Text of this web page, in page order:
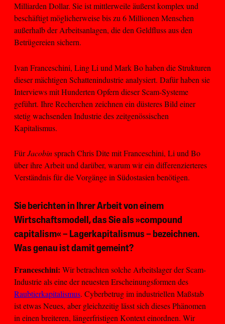
Milliarden Dollar. Sie ist mittlerweile äußerst komplex und
beschäftigt möglicherweise bis zu 6 Millionen Menschen
außerhalb der Arbeitsanlagen, die den Geldfluss aus den
Betrügereien sichern.
Ivan Franceschini, Ling Li und Mark Bo haben die Strukturen
dieser mächtigen Schattenindustrie analysiert. Dafür haben sie
Interviews mit Hunderten Opfern dieser Scam-Systeme
geführt. Ihre Recherchen zeichnen ein düsteres Bild einer
stetig wachsenden Industrie des zeitgenössischen
Kapitalismus.
FürJacobinsprach Chris Dite mit Franceschini, Li und Bo
über ihre Arbeit und darüber, warum wir ein differenzierteres
Verständnis für die Vorgänge in Südostasien benötigen.
Sie berichten in Ihrer Arbeit von einem
Wirtschaftsmodell, das Sie als »compound
capitalism« – Lagerkapitalismus – bezeichnen.
Was genau ist damit gemeint?
Franceschini: Wir betrachten solche Arbeitslager der Scam-
Industrie als eine der neuesten Erscheinungsformen des
Raubtierkapitalismus. Cyberbetrug im industriellen Maßstab
ist etwas Neues, aber gleichzeitig lässt sich dieses Phänomen
in einen breiteren, längerfristigen Kontext einordnen. Wir